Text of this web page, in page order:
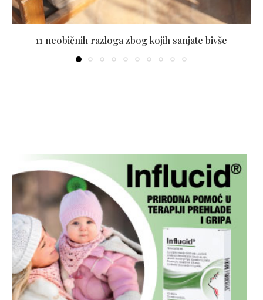
11 neobičnih razloga zbog kojih sanjate bivše